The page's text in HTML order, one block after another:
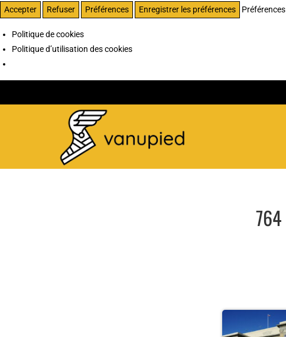
Accepter Refuser Préférences Enregistrer les préférences Préférences
Politique de cookies
Politique d’utilisation des cookies
764